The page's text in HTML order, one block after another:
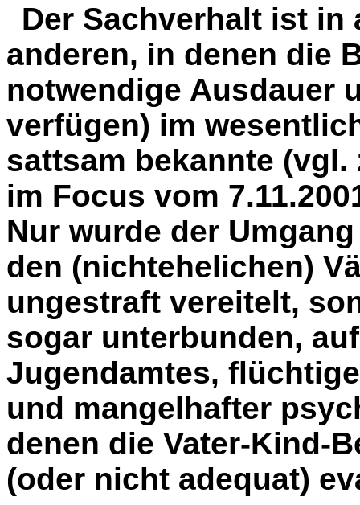
Der Sachverhalt ist in
anderen, in denen die
notwendige Ausdauer
verfügen) im
sattsam bekannte
im Focus vom
Nur wurde der
den (nichtehelichen)
ungestraft vereitelt,
sogar unterbunden,
Jugendamtes,
und mangelhafter
denen die Vater-Kind-
(oder nicht adequat)